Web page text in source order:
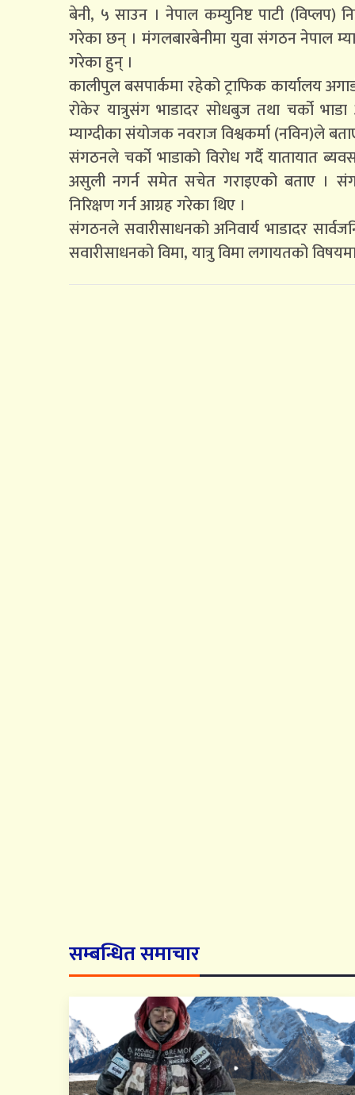
बेनी, ५ साउन । नेपाल कम्युनिष्ट पाटी (विप्लप)
गरेका छन् । मंगलबारबेनीमा युवा संगठन नेपाल
गरेका हुन् ।
कालीपुल बसपार्कमा रहेको ट्राफिक कार्यालय
रोकेर यात्रुसंग भाडादर सोधबुज तथा चर्को
म्याग्दीका संयोजक नवराज विश्वकर्मा (नविन)ले
संगठनले चर्को भाडाको विरोध गर्दै यातायात
असुली नगर्न समेत सचेत गराइएको बताए ।
निरिक्षण गर्न आग्रह गरेका थिए ।
संगठनले सवारीसाधनको अनिवार्य भाडादर
सवारीसाधनको विमा, यात्रु विमा लगायतको
सम्बन्धित समाचार